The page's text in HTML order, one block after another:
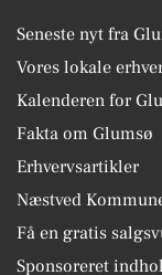
Seneste nyt fra
Vores lokale
Kalenderen for
Fakta om Glumsø
Erhvervsartikler
Næstved
Få en gratis
Sponsoreret